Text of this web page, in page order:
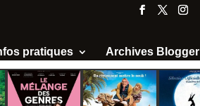
pratiques Archives Blogger